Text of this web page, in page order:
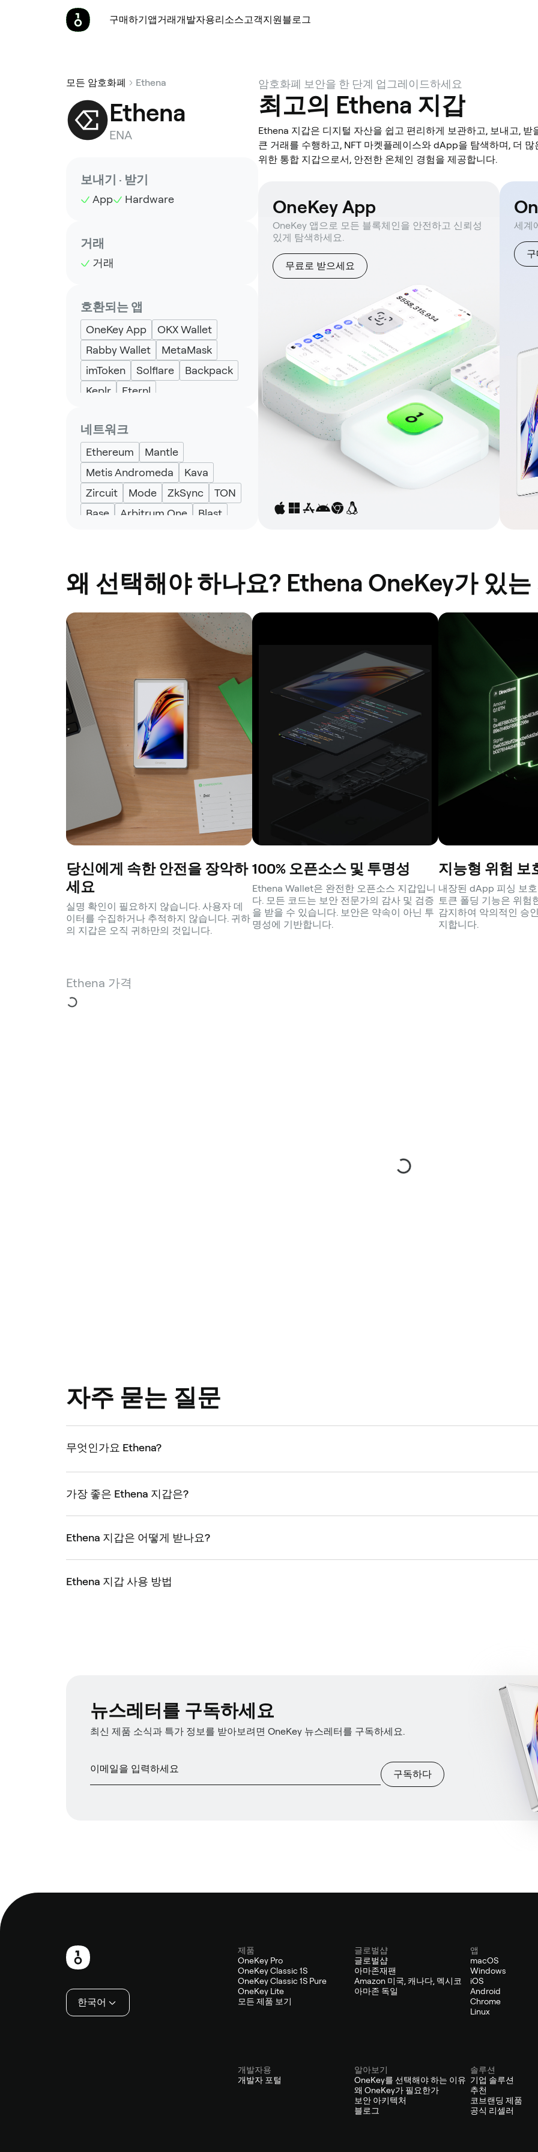
구매하기앱거래개발자용리소스고객지원블로그
모든 암호화폐 Ethena
Ethena
ENA
보내기 · 받기
App Hardware
거래
거래
호환되는 앱
OneKey App
OKX Wallet
Rabby Wallet
MetaMask
imToken
Solflare
Backpack
Keplr
Eternl
네트워크
Ethereum
Mantle
Metis Andromeda
Kava
Zircuit
Mode ZkSync
TON
Base
Arbitrum One
Blast
암호화폐 보안을 한 단계 업그레이드하세요
최고의 Ethena 지갑
Ethena 지갑은 디지털 자산을 쉽고 편리하게 보관하고, 보내고,
큰 거래를 수행하고, NFT 마켓플레이스와 dApp을 탐색하며, 더
위한 통합 지갑으로서, 안전한 온체인 경험을 제공합니다.
OneKey App
OneKey 앱으로 모든 블록체인을 안전하고 신뢰성
있게 탐색하세요.
무료로 받으세요
세계
왜 선택해야 하나요? Ethena OneKey가 있는
당신에게 속한 안전을 장악하
세요
실명 확인이 필요하지 않습니다. 사용자 데
이터를 수집하거나 추적하지 않습니다. 귀하
의 지갑은 오직 귀하만의 것입니다.
100% 오픈소스 및 투명성
Ethena Wallet은 완전한 오픈소스 지갑입니
다. 모든 코드는 보안 전문가의 감사 및 검증
을 받을 수 있습니다. 보안은 약속이 아닌 투
명성에 기반합니다.
지능형 위험 보
내장된 dApp 피싱 보
토큰 폴딩 기능은 위험
감지하여 악의적인 승
지합니다.
Ethena 가격
자주 묻는 질문
무엇인가요 Ethena?
가장 좋은 Ethena 지갑은?
Ethena 지갑은 어떻게 받나요?
Ethena 지갑 사용 방법
뉴스레터를 구독하세요
최신 제품 소식과 특가 정보를 받아보려면 OneKey 뉴스레터를 구독하세요.
구독하다
한국어
제품
OneKey Pro
OneKey Classic 1S
OneKey Classic 1S Pure
OneKey Lite
모든 제품 보기
글로벌샵
글로벌샵
아마존재팬
Amazon 미국, 캐나다, 멕시코
아마존 독일
앱
macOS
Windows
iOS
Android
Chrome
Linux
개발자용
개발자 포털
알아보기
OneKey를 선택해야 하는 이유
왜 OneKey가 필요한가
보안 아키텍처
블로그
솔루션
기업 솔루션
추천
코브랜딩 제품
공식 리셀러